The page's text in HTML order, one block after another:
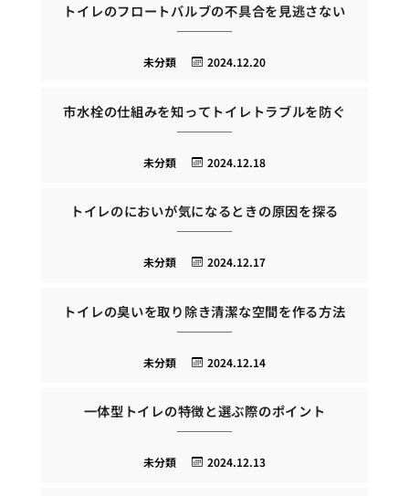
トイレのフロートバルブの不具合を見逃さない
2024.12.20
未分類
市水栓の仕組みを知ってトイレトラブルを防ぐ
2024.12.18
未分類
トイレのにおいが気になるときの原因を探る
2024.12.17
未分類
トイレの臭いを取り除き清潔な空間を作る方法
2024.12.14
未分類
一体型トイレの特徴と選ぶ際のポイント
2024.12.13
未分類